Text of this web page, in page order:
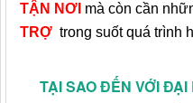
TẬN NƠI mà còn cần
TRỢ trong suốt quá trình
TẠI SAO ĐẾN VỚI